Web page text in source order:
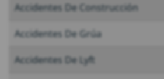
Accidentes De Construcción
Accidentes De Grúa
Accidentes De Lyft